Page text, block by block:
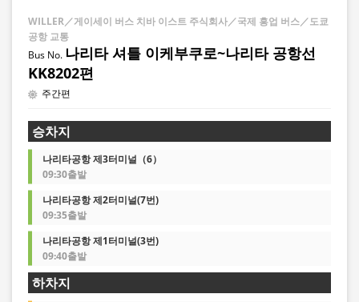
WILLER／게이세이 버스 치바 이스트 주식회사／국제 흥업 버스／도쿄
공항 교통
나리타 셔틀 이케부쿠로~나리타 공항선
KK8202편
주간편
승차지
나리타공항 제3터미널（6）
09:30출발
나리타공항 제2터미널(7번)
09:35출발
나리타공항 제1터미널(3번)
09:40출발
하차지